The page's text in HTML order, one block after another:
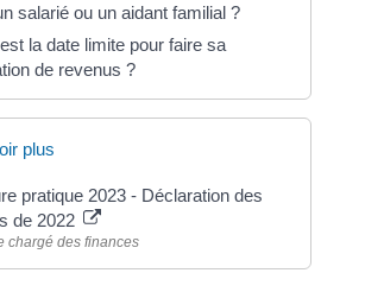
salarié ou un aidant familial ?
la date limite pour faire sa
de revenus ?
plus
pratique 2023 - Déclaration des
de 2022
chargé des finances